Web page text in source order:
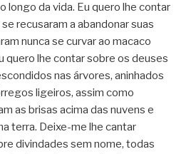
longo da vida. Eu quero lhe contar
recusaram a abandonar suas
nunca se curvar ao macaco
quero lhe contar sobre os deuses
nas árvores, aninhados
ligeiros, assim como
as brisas acima das nuvens e
terra. Deixe-me lhe cantar
divindades sem nome, todas